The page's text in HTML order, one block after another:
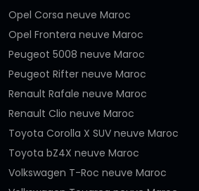
Opel Corsa neuve Maroc
Opel Frontera neuve Maroc
Peugeot 5008 neuve Maroc
Peugeot Rifter neuve Maroc
Renault Rafale neuve Maroc
Renault Clio neuve Maroc
Toyota Corolla X SUV neuve Maroc
Toyota bZ4X neuve Maroc
Volkswagen T-Roc neuve Maroc